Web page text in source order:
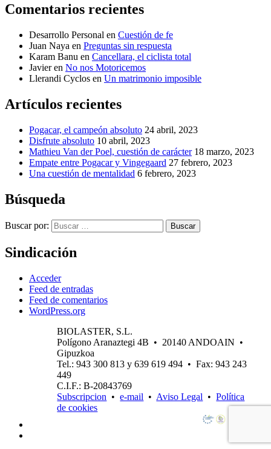
Comentarios recientes
Desarrollo Personal en Cuestión de fe
Juan Naya en Preguntas sin respuesta
Karam Banu en Cancellara, el ciclista total
Javieren No nos Motoricemos
Llerandi Cyclos en Un matrimonio imposible
Artículos recientes
Pogacar, el campeón absoluto 24 abril, 2023
Disfrute absoluto 10 abril, 2023
Mathieu Van der Poel, cuestión de carácter 18 marzo, 2023
Empate entre Pogacar y Vingegaard 27 febrero, 2023
Una cuestión de mentalidad 6 febrero, 2023
Búsqueda
Buscar por: Buscar
Sindicación
Acceder
Feed de entradas
Feed de comentarios
WordPress.org
BIOLASTER, S.L.
Polígono Aranaztegi 4B • 20140 ANDOAIN •
Gipuzkoa
Tel.: 943 300 813 y 639 619 494 • Fax: 943 243
449
C.I.F.: B-20843769
Subscripcion •e-mail • Aviso Legal •Política
de cookies